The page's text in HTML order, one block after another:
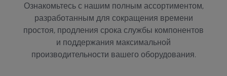
Ознакомьтесь с нашим полным ассортиментом,
разработанным для сокращения времени
простоя, продления срока службы компонентов
и поддержания максимальной
производительности вашего оборудования.